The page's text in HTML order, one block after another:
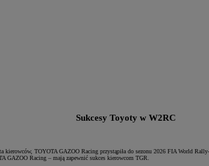
Sukcesy Toyoty w W2RC
kierowców, TOYOTA GAZOO Racing przystąpiła do sezonu 2026 FIA World
GAZOO Racing – mają zapewnić sukces kierowcom TGR.